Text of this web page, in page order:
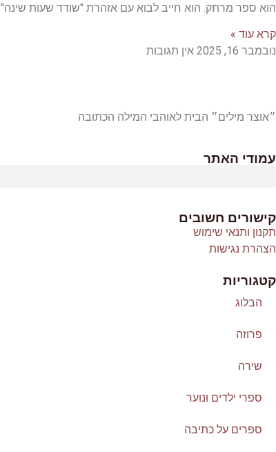
הוא ספר מרתק. הוא חייב לבוא עם אזהרת "שודד שעות שינה".
קרא עוד »
נובמבר 16, 2025
אין תגובות
״אוצר מילים״ הבית לאוהבי המילה הכתובה
עמודי האתר
קישורים חשובים
תקנון ותנאי שימוש
הצהרת נגישות
קטגוריות
הבלוג
פרוזה
שירה
ספרי ילדים ונוער
ספרים על כתיבה